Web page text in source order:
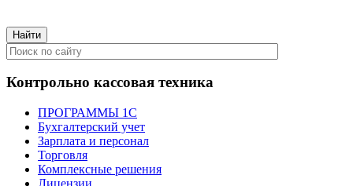
Контрольно кассовая техника
ПРОГРАММЫ 1С
Бухгалтерский учет
Зарплата и персонал
Торговля
Комплексные решения